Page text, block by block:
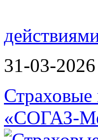
31-03-2026
Страховые
«СОГАЗ-